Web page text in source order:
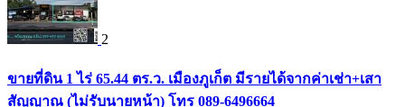
2
ขายที่ดิน 1 ไร่ 65.44 ตร.ว. เมืองภูเก็ต มีรายได้จากค่าเช่า+เสา
สัญญาณ (ไม่รับนายหน้า) โทร 089-6496664